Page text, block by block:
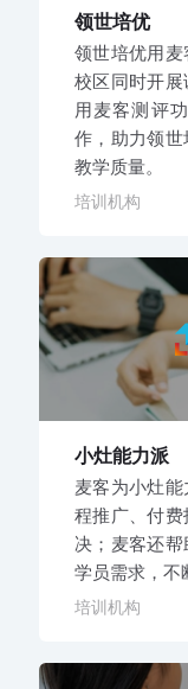
领世培优
领世培优用
校区同时开
用麦客测评
作，助力领
教学质量。
培训机构
小灶能力派
麦客为小灶
程推广、付
决；麦客还
学员需求，不
培训机构